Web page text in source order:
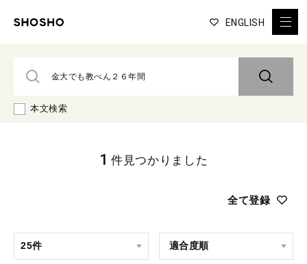
ENGLISH
本文検索
全て登録
1 件見つかりました